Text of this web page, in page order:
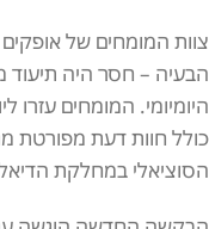
צוות המומחים של
הבעיה – חסר היה תיעוד
היומיומי. המומחים
כולל חוות דעת מפורטת
הסוציאלי במחלקת